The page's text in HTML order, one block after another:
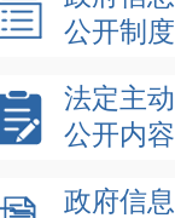
公开制度
法定主动
公开内容
政府信息